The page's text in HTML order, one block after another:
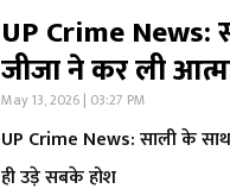
UP Crime News:
जीजा ने कर ली
May 13, 2026 | 03:27 PM
UP Crime News: साली के
ही उड़े सबके होश